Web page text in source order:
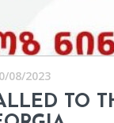
08/2023
TO